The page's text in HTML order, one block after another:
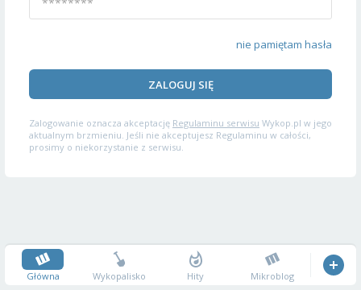
nie pamiętam hasła
ZALOGUJ SIĘ
Zalogowanie oznacza akceptację Regulaminu serwisu Wykop.pl w jego
aktualnym brzmieniu. Jeśli nie akceptujesz Regulaminu w całości,
prosimy o niekorzystanie z serwisu.
Główna Wykopalisko Hity Mikroblog